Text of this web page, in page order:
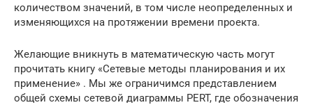
количеством значений, в том числе неопределенных и
изменяющихся на протяжении времени проекта.
Желающие вникнуть в математическую часть могут
прочитать книгу «Сетевые методы планирования и их
применение» . Мы же ограничимся представлением
общей схемы сетевой диаграммы PERT, где обозначения